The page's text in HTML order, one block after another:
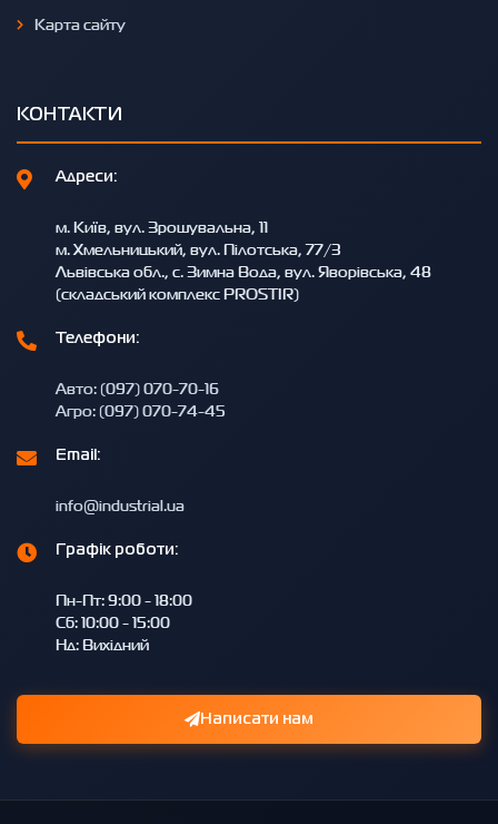
Карта сайту
КОНТАКТИ
Адреси:
м. Київ, вул. Зрошувальна, 11
м. Хмельницький, вул. Пілотська, 77/3
Львівська обл., с. Зимна Вода, вул. Яворівська, 48
(складський комплекс PROSTIR)
Телефони:
Авто: (097) 070-70-16
Агро: (097) 070-74-45
Email:
info@industrial.ua
Графік роботи:
Пн-Пт: 9:00 - 18:00
Сб: 10:00 - 15:00
Нд: Вихідний
Написати нам